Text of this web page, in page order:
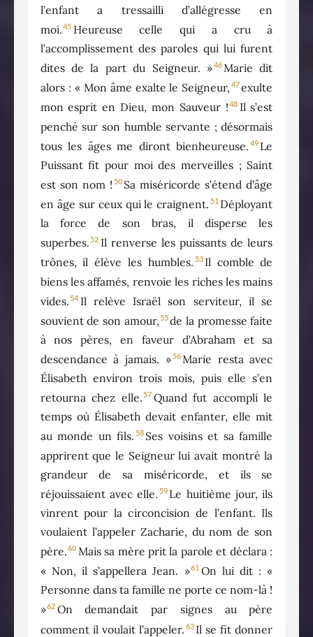
l’enfant a tressailli d’allégresse en
moi.45 Heureuse celle qui a cru à
l’accomplissement des paroles qui lui furent
dites de la part du Seigneur. »46Marie dit
alors : « Mon âme exalte le Seigneur, 47exulte
mon esprit en Dieu, mon Sauveur !48 Il s’est
penché sur son humble servante ; désormais
tous les âges me diront bienheureuse. 49 Le
Puissant fit pour moi des merveilles ; Saint
est son nom ! 50 Sa miséricorde s’étend d’âge
en âge sur ceux qui le craignent. 51 Déployant
la force de son bras, il disperse les
superbes.52 Il renverse les puissants de leurs
trônes, il élève les humbles. 53 Il comble de
biens les affamés, renvoie les riches les mains
vides. 54 Il relève Israël son serviteur, il se
souvient de son amour,55de la promesse faite
à nos pères, en faveur d’Abraham et sa
descendance à jamais. »56Marie resta avec
Élisabeth environ trois mois, puis elle s’en
retourna chez elle.57 Quand fut accompli le
temps où Élisabeth devait enfanter, elle mit
au monde un fils. 58 Ses voisins et sa famille
apprirent que le Seigneur lui avait montré la
grandeur de sa miséricorde, et ils se
réjouissaient avec elle. 59 Le huitième jour, ils
vinrent pour la circoncision de l’enfant. Ils
voulaient l’appeler Zacharie, du nom de son
père.60 Mais sa mère prit la parole et déclara :
« Non, il s’appellera Jean. »61 On lui dit : «
Personne dans ta famille ne porte ce nom-là !
»62 On demandait par signes au père
comment il voulait l’appeler. 63 Il se fit donner